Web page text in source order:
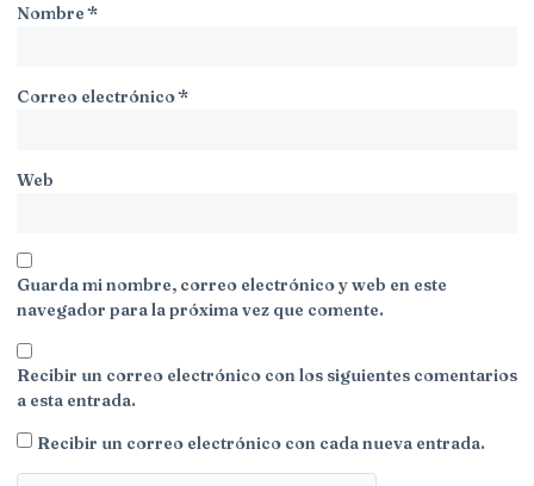
Nombre*
Correo electrónico*
Web
Guarda mi nombre, correo electrónico y web en este
navegador para la próxima vez que comente.
Recibir un correo electrónico con los siguientes comentarios
a esta entrada.
Recibir un correo electrónico con cada nueva entrada.